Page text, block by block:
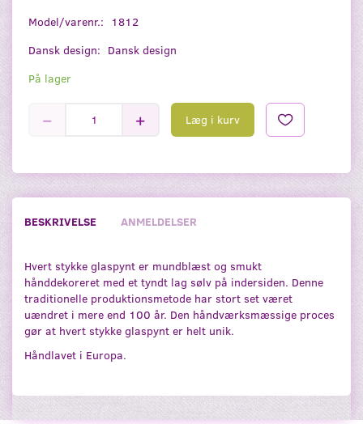
Model/varenr.:
1812
Dansk design: Dansk design
På lager
Læg i kurv
BESKRIVELSE ANMELDELSER
Hvert stykke glaspynt er mundblæst og smukt
hånddekoreret med et tyndt lag sølv på indersiden. Denne
traditionelle produktionsmetode har stort set været
uændret i mere end 100 år. Den håndværksmæssige proces
gør at hvert stykke glaspynt er helt unik.
Håndlavet i Europa.